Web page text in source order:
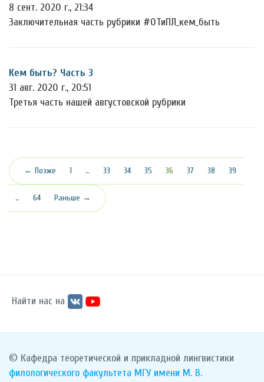
8 сент. 2020 г., 21:34
Заключительная часть рубрики #ОТиПЛ_кем_быть
Кем быть? Часть 3
31 авг. 2020 г., 20:51
Третья часть нашей августовской рубрики
← Позже 1 … 33 34 35 36 (текущая)
37 38 39
… 64 Раньше →
Найти нас на
© Кафедра теоретической и прикладной лингвистики
филологического факультета МГУ имени М. В.